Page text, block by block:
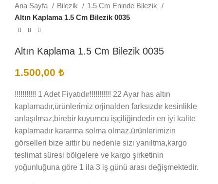
Ana Sayfa Bilezik
1.5 Cm Eninde Bilezik
Altın Kaplama 1.5 Cm Bilezik 0035
Altın Kaplama 1.5 Cm Bilezik 0035
1.500,00 ₺
!!!!!!!!!!! 1 Adet Fiyatıdır!!!!!!!!!!! 22 Ayar has altın
kaplamadır,ürünlerimiz orjinalden farksızdır kesinlikle
anlaşılmaz,birebir kuyumcu işçiliğindedir en iyi kalite
kaplamadır kararma solma olmaz,ürünlerimizin
görselleri bize aittir bu nedenle sizi yanıltma,kargo
teslimat süresi bölgelere ve kargo şirketinin
yoğunluğuna göre 1 ila 3 iş günü arası değişmektedir.